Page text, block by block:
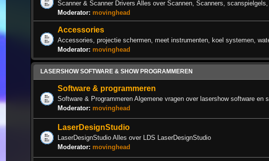
Scanner & Scanner Drivers Alles over Scannen, Scanners,
Moderator: movinghead
Accessories
Accessories, projectie schermen, meet instrumenten, koel systemen,
Moderator: movinghead
LASERSHOW SOFTWARE & SHOW PROGRAMMEREN
Software & programmeren
Software & Programmeren Algemene vragen over lasershow software en
Moderator: movinghead
LaserDesignStudio
LaserDesignStudio Alles over LDS LaserDesignStudio
Moderator: movinghead